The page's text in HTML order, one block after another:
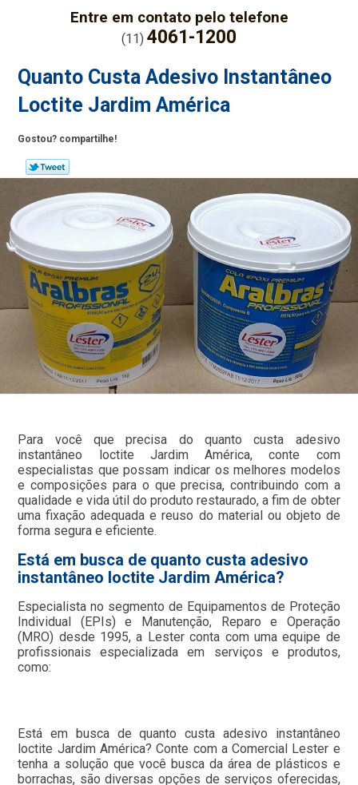
Entre em contato pelo telefone
(11) 4061-1200
Quanto Custa Adesivo Instantâneo
Loctite Jardim América
Gostou? compartilhe!
Para você que precisa do quanto custa adesivo
instantâneo loctite Jardim América, conte com
especialistas que possam indicar os melhores modelos
e composições para o que precisa, contribuindo com a
qualidade e vida útil do produto restaurado, a fim de obter
uma fixação adequada e reuso do material ou objeto de
forma segura e eficiente.
Está em busca de quanto custa adesivo
instantâneo loctite Jardim América?
Especialista no segmento de Equipamentos de Proteção
Individual (EPIs) e Manutenção, Reparo e Operação
(MRO) desde 1995, a Lester conta com uma equipe de
profissionais especializada em serviços e produtos,
como:
Está em busca de quanto custa adesivo instantâneo
loctite Jardim América? Conte com a Comercial Lester e
tenha a solução que você busca da área de plásticos e
borrachas, são diversas opções de serviços oferecidas,